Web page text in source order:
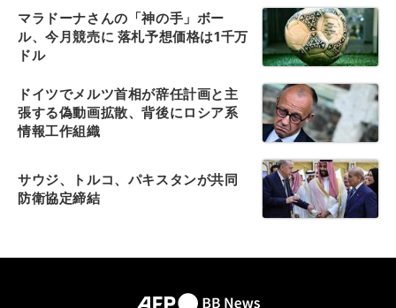
マラドーナさんの「神の手」ボー
ル、今月競売に 落札予想価格は1千万
ドル
ドイツでメルツ首相が辞任計画と主
張する偽動画拡散、背後にロシア系
情報工作組織
サウジ、トルコ、パキスタンが共同
防衛協定締結